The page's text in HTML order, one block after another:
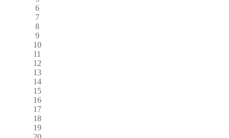
6
7
8
9
10
11
12
13
14
15
16
17
18
19